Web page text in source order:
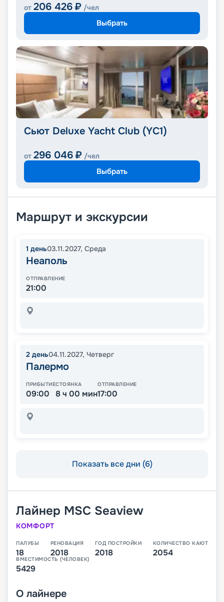
от 206 426 ₽ /чел
Выбрать
Сьют Deluxe Yacht Club (YC1)
от 296 046 ₽ /чел
Выбрать
Маршрут и экскурсии
1 день03.11.2027, Среда
Неаполь
ОТПРАВЛЕНИЕ
21:00
2 день04.11.2027, Четверг
Палермо
ПРИБЫТИЕ
09:00
СТОЯНКА
8 ч 00 мин
ОТПРАВЛЕНИЕ
17:00
Показать все дни (6)
Лайнер MSC Seaview
КОМФОРТ
ПАЛУБЫ
18
РЕНОВАЦИЯ
2018
ГОД ПОСТРОЙКИ
2018
КОЛИЧЕСТВО КАЮТ
2054
ВМЕСТИМОСТЬ (ЧЕЛОВЕК)
5429
О лайнере